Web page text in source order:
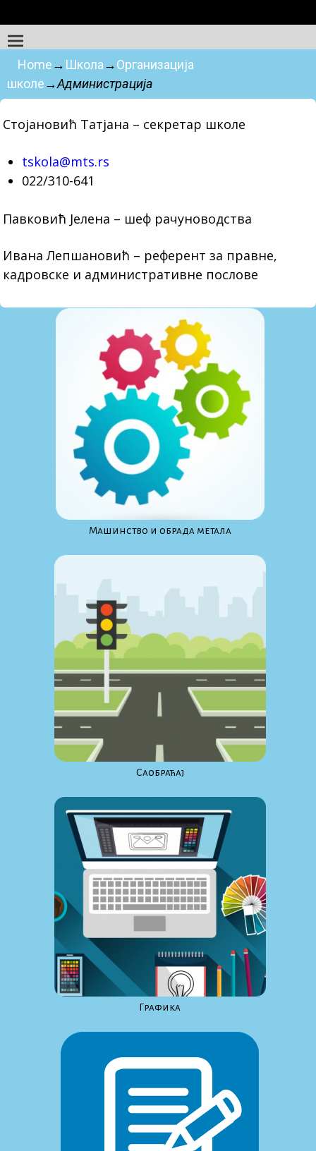
Home→ Школа→Организација
школе→Администрација
Стојановић Татјана – секретар школе
tskola@mts.rs
022/310-641
Павковић Јелена – шеф рачуноводства
Ивана Лепшановић – референт за правне,
кадровске и административне послове
Maшинство и обрада метала
Саобраћај
Графика